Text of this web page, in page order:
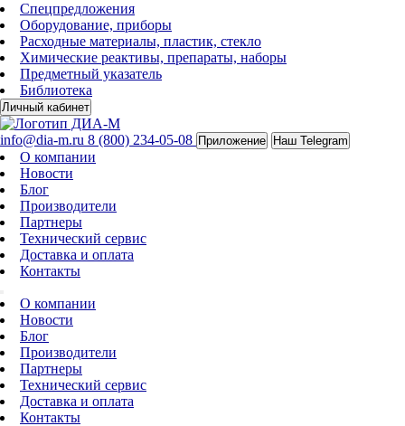
Спецпредложения
Оборудование, приборы
Расходные материалы, пластик, стекло
Химические реактивы, препараты, наборы
Предметный указатель
Библиотека
Личный кабинет
info@dia-m.ru 8 (800) 234-05-08 Приложение Наш Telegram
О компании
Новости
Блог
Производители
Партнеры
Технический сервис
Доставка и оплата
Контакты
О компании
Новости
Блог
Производители
Партнеры
Технический сервис
Доставка и оплата
Контакты